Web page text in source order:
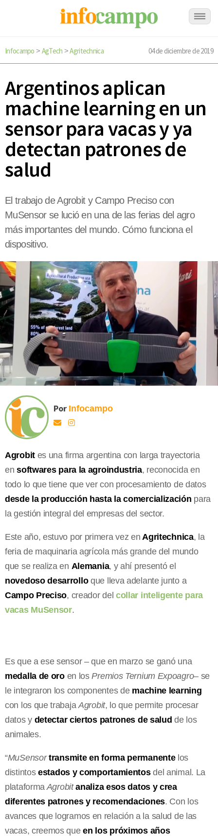
Infocampo > AgTech >Agritechnica 04 de diciembre de 2019
Argentinos aplican
machine learning en un
sensor para vacas y ya
detectan patrones de
salud
El trabajo de Agrobit y Campo Preciso con
MuSensor se lució en una de las ferias del agro
más importantes del mundo. Cómo funciona el
dispositivo.
Por Infocampo
Agrobites una firma argentina con larga trayectoria
en softwares para la agroindustria, reconocida en
todo lo que tiene que ver con procesamiento de datos
desde la producción hasta la comercialización para
la gestión integral del empresas del sector.
Este año, estuvo por primera vez en Agritechnica, la
feria de maquinaria agrícola más grande del mundo
que se realiza en Alemania, y ahí presentó el
novedoso desarrolloque lleva adelante junto a
Campo Preciso, creador del collar inteligente para
vacas MuSensor.
Es que a ese sensor – que en marzo se ganó una
medalla de oroen losPremios Ternium Expoagro– se
le integraron los componentes de machine learning
con los que trabaja Agrobit, lo que permite procesar
datos ydetectar ciertos patrones de salud de los
animales.
“MuSensortransmite en forma permanentelos
distintosestados y comportamientosdel animal. La
plataforma Agrobit analiza esos datos y crea
diferentes patrones y recomendaciones. Con los
avances que logramos en relación a la salud de las
vacas, creemos queen los próximos años